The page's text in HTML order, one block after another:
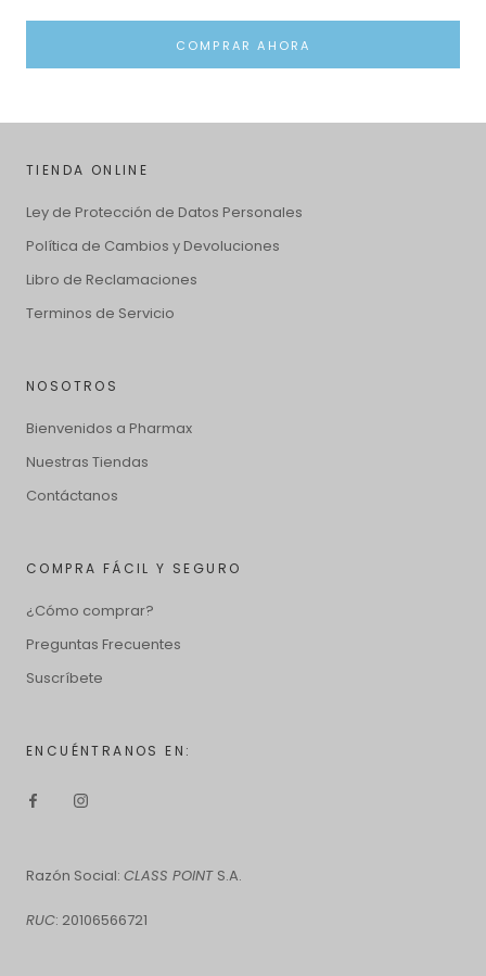
COMPRAR AHORA
TIENDA ONLINE
Ley de Protección de Datos Personales
Política de Cambios y Devoluciones
Libro de Reclamaciones
Terminos de Servicio
NOSOTROS
Bienvenidos a Pharmax
Nuestras Tiendas
Contáctanos
COMPRA FÁCIL Y SEGURO
¿Cómo comprar?
Preguntas Frecuentes
Suscríbete
ENCUÉNTRANOS EN:
Razón Social: CLASS POINT S.A.
RUC: 20106566721